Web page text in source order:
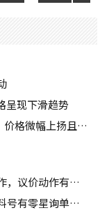
呈现下滑趋势
【台湾地区】供应端对于Wafer仍保持信心，价格微幅上扬且惜售态度不变
【深圳】买家仅针对部分指定料号有探价动作，议价动作有所减少
【香港】买家问价动作减少，仅有部分指定料号有零星询单动作